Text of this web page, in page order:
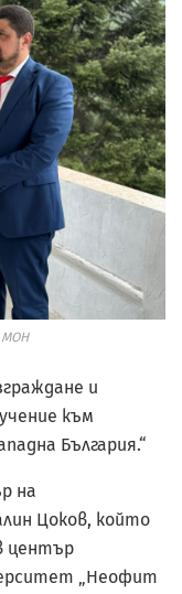
МОН
и
към
България.“
на
Цоков, който
център
„Неофит